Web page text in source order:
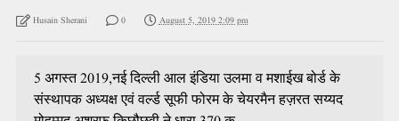
Husain Sherani 0 August 5, 2019 2:09 pm
5 अगस्त 2019,नई दिल्ली आल इंडिया उलमा व मशाईख बोर्ड के
संस्थापक अध्यक्ष एवं वर्ल्ड सूफी फोरम के चेयरमैन हज़रत सय्यद